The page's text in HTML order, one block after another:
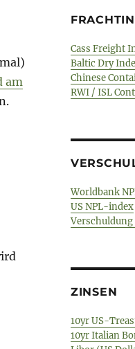
am
Cass Freight
Baltic Dry
Chinese
RWI / ISL
Worldbank
US NPL-index
ZINSEN
10yr US-
10yr Italian